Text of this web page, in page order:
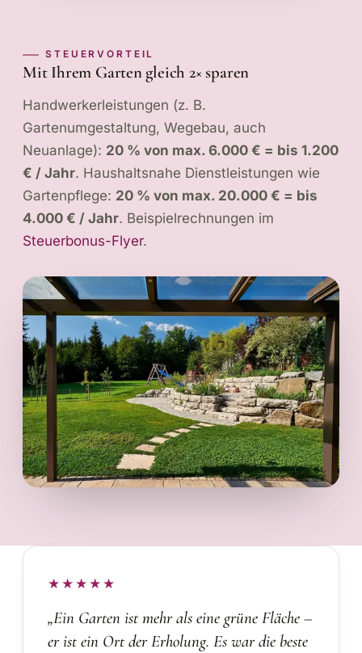
STEUERVORTEIL
Mit Ihrem Garten gleich 2× sparen
Handwerkerleistungen (z. B.
Gartenumgestaltung, Wegebau, auch
Neuanlage): 20 % von max. 6.000 € = bis 1.200
€ / Jahr. Haushaltsnahe Dienstleistungen wie
Gartenpflege: 20 % von max. 20.000 € = bis
4.000 € / Jahr. Beispielrechnungen im
Steuerbonus-Flyer.
★★★★★
„Ein Garten ist mehr als eine grüne Fläche –
er ist ein Ort der Erholung. Es war die beste